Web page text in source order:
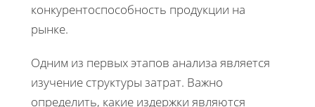
конкурентоспособность продукции на
рынке.
Одним из первых этапов анализа является
изучение структуры затрат. Важно
определить, какие издержки являются